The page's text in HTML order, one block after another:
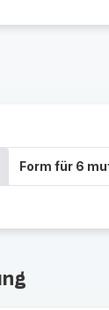
Form für 6